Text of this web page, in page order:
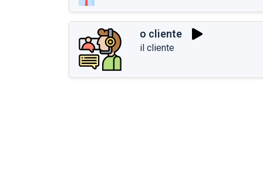
o cliente
il cliente